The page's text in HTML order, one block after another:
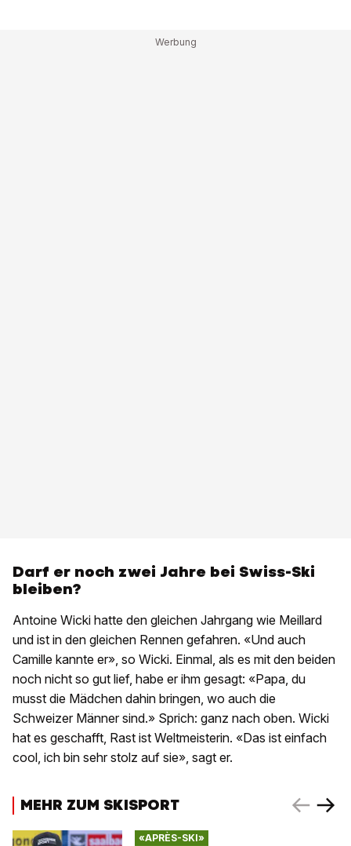
Darf er noch zwei Jahre bei Swiss-Ski
bleiben?
Antoine Wicki hatte den gleichen Jahrgang wie Meillard
und ist in den gleichen Rennen gefahren. «Und auch
Camille kannte er», so Wicki. Einmal, als es mit den beiden
noch nicht so gut lief, habe er ihm gesagt: «Papa, du
musst die Mädchen dahin bringen, wo auch die
Schweizer Männer sind.» Sprich: ganz nach oben. Wicki
hat es geschafft, Rast ist Weltmeisterin. «Das ist einfach
cool, ich bin sehr stolz auf sie», sagt er.
MEHR ZUM SKISPORT
«APRÈS-SKI»